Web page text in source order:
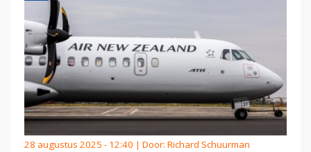
28 augustus 2025 - 12:40 | Door: Richard Schuurman